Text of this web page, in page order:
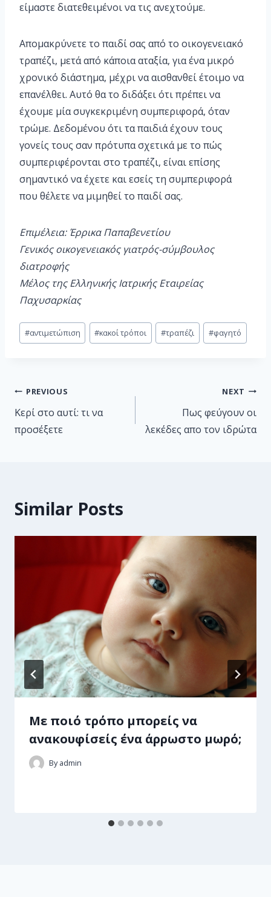
είμαστε διατεθειμένοι να τις ανεχτούμε.
Απομακρύνετε το παιδί σας από το οικογενειακό
τραπέζι, μετά από κάποια αταξία, για ένα μικρό
χρονικό διάστημα, μέχρι να αισθανθεί έτοιμο να
επανέλθει. Αυτό θα το διδάξει ότι πρέπει να
έχουμε μία συγκεκριμένη συμπεριφορά, όταν
τρώμε. Δεδομένου ότι τα παιδιά έχουν τους
γονείς τους σαν πρότυπα σχετικά με το πώς
συμπεριφέρονται στο τραπέζι, είναι επίσης
σημαντικό να έχετε και εσείς τη συμπεριφορά
που θέλετε να μιμηθεί το παιδί σας.
Eπιμέλεια: Έρρικα Παπαβενετίου
Γενικός οικογενειακός γιατρός-σύμβουλος
διατροφής
Μέλος της Ελληνικής Ιατρικής Εταιρείας
Παχυσαρκίας
#αντιμετώπιση #κακοί τρόποι #τραπέζι #φαγητό
PREVIOUS
Κερί στο αυτί: τι να
προσέξετε
NEXT
Πως φεύγουν οι
λεκέδες απο τον ιδρώτα
Similar Posts
Με ποιό τρόπο μπορείς να
ανακουφίσείς ένα άρρωστο μωρό;
By admin